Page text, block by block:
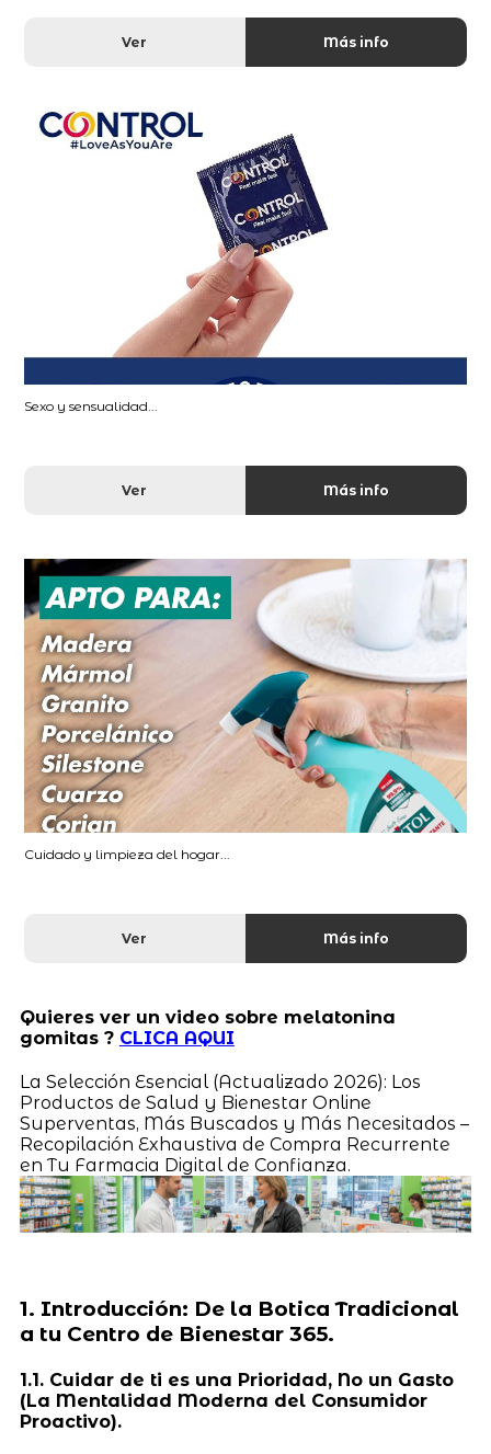
Ver Más info
Sexo y sensualidad...
Ver Más info
Cuidado y limpieza del hogar...
Ver Más info
Quieres ver un video sobre melatonina
gomitas ? CLICA AQUI
La Selección Esencial (Actualizado 2026): Los
Productos de Salud y Bienestar Online
Superventas, Más Buscados y Más Necesitados –
Recopilación Exhaustiva de Compra Recurrente
en Tu Farmacia Digital de Confianza.
1. Introducción: De la Botica Tradicional
a tu Centro de Bienestar 365.
1.1. Cuidar de ti es una Prioridad, No un Gasto
(La Mentalidad Moderna del Consumidor
Proactivo).